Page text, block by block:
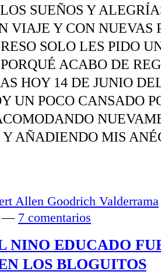
SUEÑOS Y
VIAJE Y CON NUEVAS
SOLO LES PIDO
ACABO DE
HOY 14 DE JUNIO
UN POCO CANSADO
AÑADIENDO MIS
Allen Goodrich Valderrama
— 7 comentarios
NINO EDUCADO
LOS BLOGUITOS